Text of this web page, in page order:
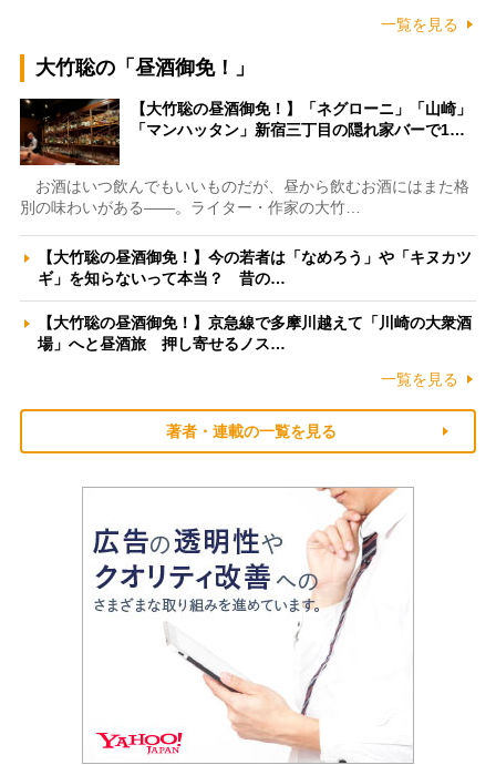
一覧を見る
大竹聡の「昼酒御免！」
【大竹聡の昼酒御免！】「ネグローニ」「山崎」
「マンハッタン」新宿三丁目の隠れ家バーで1…
お酒はいつ飲んでもいいものだが、昼から飲むお酒にはまた格
別の味わいがある――。ライター・作家の大竹…
【大竹聡の昼酒御免！】今の若者は「なめろう」や「キヌカツ
ギ」を知らないって本当？ 昔の…
【大竹聡の昼酒御免！】京急線で多摩川越えて「川崎の大衆酒
場」へと昼酒旅 押し寄せるノス…
一覧を見る
著者・連載の一覧を見る